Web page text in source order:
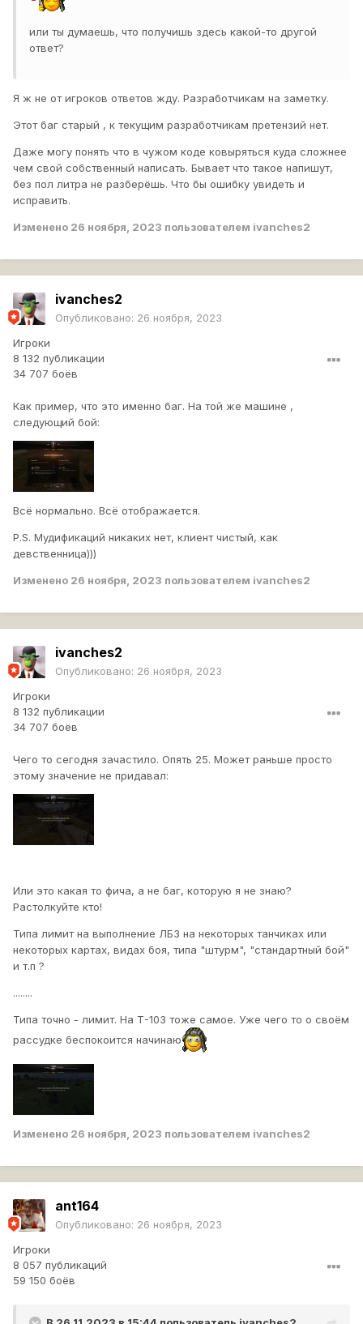
или ты думаешь, что получишь здесь какой-то другой
ответ?
Я ж не от игроков ответов жду. Разработчикам на заметку.
Этот баг старый , к текущим разработчикам претензий нет.
Даже могу понять что в чужом коде ковыряться куда сложнее
чем свой собственный написать. Бывает что такое напишут,
без пол литра не разберёшь. Что бы ошибку увидеть и
исправить.
Изменено 26 ноября, 2023 пользователем ivanches2
ivanches2
Опубликовано: 26 ноября, 2023
Игроки
8 132 публикации
34 707 боёв
Как пример, что это именно баг. На той же машине ,
следующий бой:
Всё нормально. Всё отображается.
P.S. Мудификаций никаких нет, клиент чистый, как
девственница)))
Изменено 26 ноября, 2023 пользователем ivanches2
ivanches2
Опубликовано: 26 ноября, 2023
Игроки
8 132 публикации
34 707 боёв
Чего то сегодня зачастило. Опять 25. Может раньше просто
этому значение не придавал:
Или это какая то фича, а не баг, которую я не знаю?
Растолкуйте кто!
Типа лимит на выполнение ЛБЗ на некоторых танчиках или
некоторых картах, видах боя, типа "штурм", "стандартный бой"
и т.п ?
........
Типа точно - лимит. На Т-103 тоже самое. Уже чего то о своём
рассудке беспокоится начинаю
Изменено 26 ноября, 2023 пользователем ivanches2
ant164
Опубликовано: 26 ноября, 2023
Игроки
8 057 публикаций
59 150 боёв